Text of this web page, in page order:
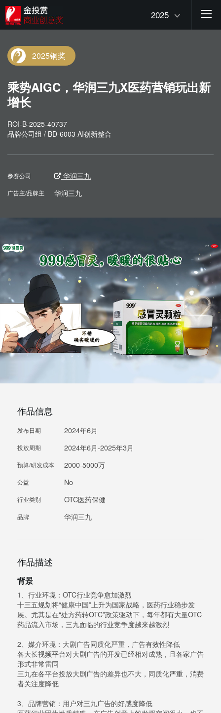
2025
2025铜奖
乘势AIGC，华润三九X医药营销玩出新
增长
ROI-B-2025-40737
品牌公司组 / BD-6003 AI创新整合
参赛公司 华润三九
广告主/品牌主 华润三九
作品信息
发布日期 2024年6月
投放周期 2024年6月-2025年3月
预算/研发成本 2000-5000万
公益 No
行业类别 OTC医药保健
品牌 华润三九
作品描述
背景
1、行业环境：OTC行业竞争愈加激烈
十三五规划将“健康中国”上升为国家战略，医药行业稳步发
展。尤其是在“处方药转OTC”政策驱动下，每年都有大量OTC
药品流入市场，三九面临的行业竞争度越来越激烈
2、媒介环境：大剧广告同质化严重，广告有效性降低
各大长视频平台对大剧广告的开发已经相对成熟，且各家广告
形式非常雷同
三九在各平台投放大剧广告的差异也不大，同质化严重，消费
者关注度降低
3、品牌营销：用户对三九广告的好感度降低